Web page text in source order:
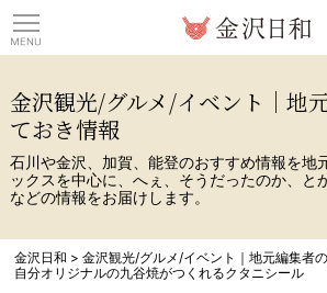
金沢観光/グルメ/イベント｜地
ておき情報
石川や金沢、加賀、能登のおすすめ情報を地
ックスを中心に、へぇ、そうだったのか、と
などの情報をお届けします。
金沢日和 >金沢観光/グルメ/イベント｜地元編集者
自分オリジナルの九谷焼がつくれるクタニシール